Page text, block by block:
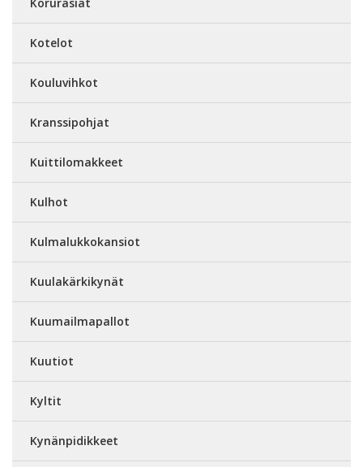
Kotelot
Kouluvihkot
Kranssipohjat
Kuittilomakkeet
Kulhot
Kulmalukkokansiot
Kuulakärkikynät
Kuumailmapallot
Kuutiot
Kyltit
Kynänpidikkeet